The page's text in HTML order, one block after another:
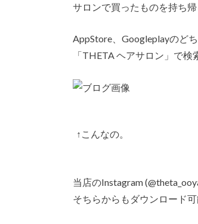
サロンで買ったものを持ち
AppStore、Googleplayのど
「THETA ヘアサロン」で
↑こんなの。
当店のInstagram
そちらからもダウンロード